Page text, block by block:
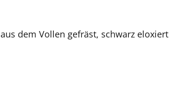
dem Vollen gefräst, schwarz eloxiert